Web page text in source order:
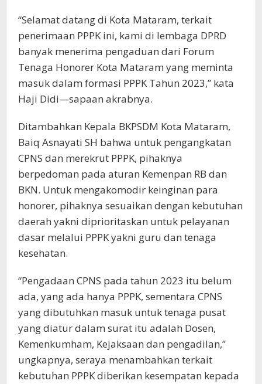
“Selamat datang di Kota Mataram, terkait
penerimaan PPPK ini, kami di lembaga DPRD
banyak menerima pengaduan dari Forum
Tenaga Honorer Kota Mataram yang meminta
masuk dalam formasi PPPK Tahun 2023,” kata
Haji Didi—sapaan akrabnya.
Ditambahkan Kepala BKPSDM Kota Mataram,
Baiq Asnayati SH bahwa untuk pengangkatan
CPNS dan merekrut PPPK, pihaknya
berpedoman pada aturan Kemenpan RB dan
BKN. Untuk mengakomodir keinginan para
honorer, pihaknya sesuaikan dengan kebutuhan
daerah yakni diprioritaskan untuk pelayanan
dasar melalui PPPK yakni guru dan tenaga
kesehatan.
“Pengadaan CPNS pada tahun 2023 itu belum
ada, yang ada hanya PPPK, sementara CPNS
yang dibutuhkan masuk untuk tenaga pusat
yang diatur dalam surat itu adalah Dosen,
Kemenkumham, Kejaksaan dan pengadilan,”
ungkapnya, seraya menambahkan terkait
kebutuhan PPPK diberikan kesempatan kepada